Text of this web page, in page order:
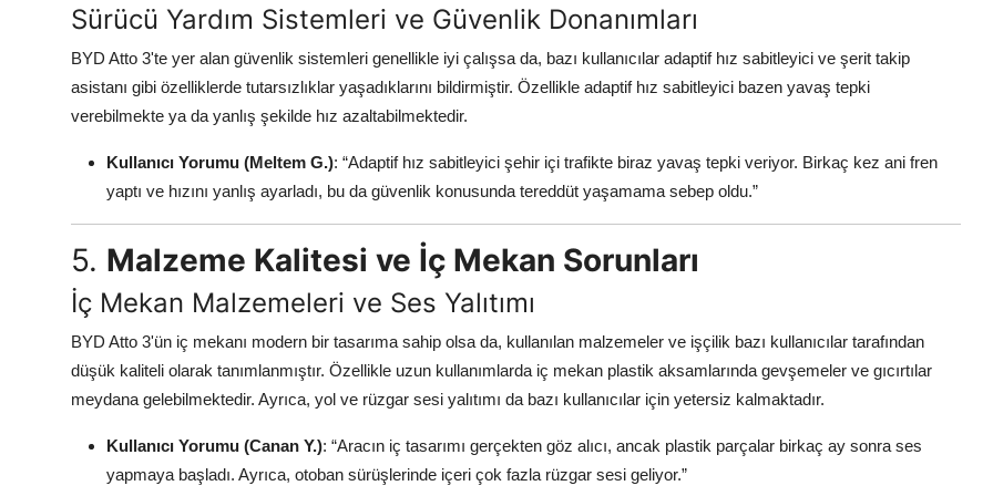
Sürücü Yardım Sistemleri ve Güvenlik Donanımları
BYD Atto 3'te yer alan güvenlik sistemleri genellikle iyi çalışsa da, bazı kullanıcılar adaptif hız sabitleyici ve şerit takip
asistanı gibi özelliklerde tutarsızlıklar yaşadıklarını bildirmiştir. Özellikle adaptif hız sabitleyici bazen yavaş tepki
verebilmekte ya da yanlış şekilde hız azaltabilmektedir.
Kullanıcı Yorumu (Meltem G.): “Adaptif hız sabitleyici şehir içi trafikte biraz yavaş tepki veriyor. Birkaç kez ani fren
yaptı ve hızını yanlış ayarladı, bu da güvenlik konusunda tereddüt yaşamama sebep oldu.”
5. Malzeme Kalitesi ve İç Mekan Sorunları
İç Mekan Malzemeleri ve Ses Yalıtımı
BYD Atto 3'ün iç mekanı modern bir tasarıma sahip olsa da, kullanılan malzemeler ve işçilik bazı kullanıcılar tarafından
düşük kaliteli olarak tanımlanmıştır. Özellikle uzun kullanımlarda iç mekan plastik aksamlarında gevşemeler ve gıcırtılar
meydana gelebilmektedir. Ayrıca, yol ve rüzgar sesi yalıtımı da bazı kullanıcılar için yetersiz kalmaktadır.
Kullanıcı Yorumu (Canan Y.): “Aracın iç tasarımı gerçekten göz alıcı, ancak plastik parçalar birkaç ay sonra ses
yapmaya başladı. Ayrıca, otoban sürüşlerinde içeri çok fazla rüzgar sesi geliyor.”